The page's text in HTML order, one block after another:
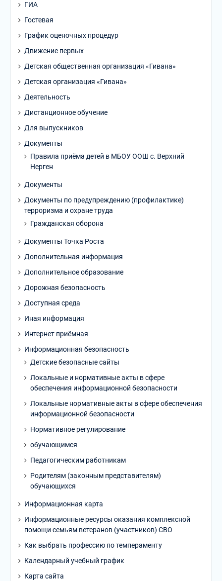
ГИА
Гостевая
График оценочных процедур
Движение первых
Детская общественная организация «Гивана»
Детская организация «Гивана»
Деятельность
Дистанционное обучение
Для выпускников
Документы
Правила приёма детей в МБОУ ООШ с. Верхний
Нерген
Документы
Документы по предупреждению (профилактике)
терроризма и охране труда
Гражданская оборона
Документы Точка Роста
Дополнительная информация
Дополнительное образование
Дорожная безопасность
Доступная среда
Иная информация
Интернет приёмная
Информационная безопасность
Детские безопасные сайты
Локальные и нормативные акты в сфере
обеспечения информационной безопасности
Локальные нормативные акты в сфере обеспечения
информационной безопасности
Нормативное регулирование
обучающимся
Педагогическим работникам
Родителям (законным представителям)
обучающихся
Информационная карта
Информационные ресурсы оказания комплексной
помощи семьям ветеранов (участников) СВО
Как выбрать профессию по темпераменту
Календарный учебный график
Карта сайта